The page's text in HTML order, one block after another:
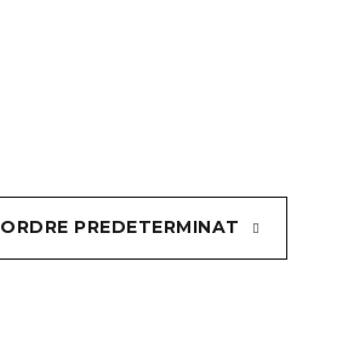
ORDRE PREDETERMINAT